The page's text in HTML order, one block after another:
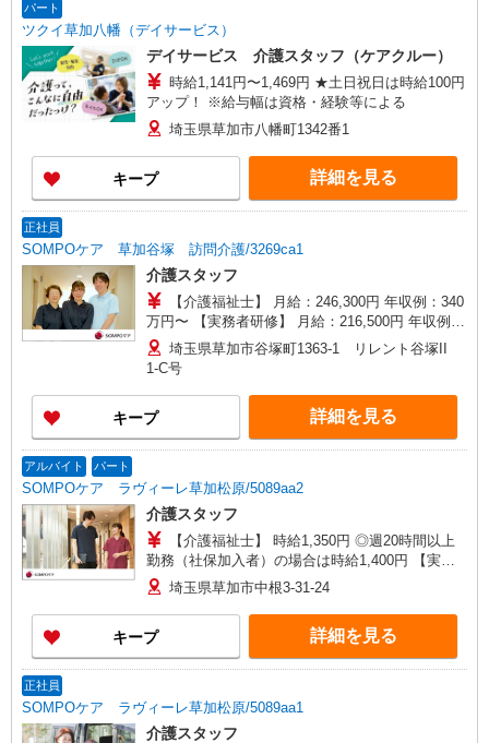
パート
ツクイ草加八幡（デイサービス）
デイサービス 介護スタッフ（ケアクルー）
時給1,141円〜1,469円 ★土日祝日は時給100円
アップ！ ※給与幅は資格・経験等による
埼玉県草加市八幡町1342番1
キープ 詳細を見る
正社員
SOMPOケア 草加谷塚 訪問介護/3269ca1
介護スタッフ
【介護福祉士】 月給：246,300円 年収例：340
万円〜 【実務者研修】 月給：216,500円 年収例：
300万円〜 【初任者研修】 月給：207,700円 年収
例：290万円〜 ※職務手当、働きがい向上手当、
日祝手当（月平均2回分）等、毎月平均的に支払わ
れる手当を含みます。 ※介護福祉士のみ、特別職
務手当も含む ◎残業時は別途時間外手当支給（超
過1分〜） ◎賞与 基本給2.08ヶ月分/年支給
埼玉県草加市谷塚町1363-1 リレント谷塚II
1-C号
キープ 詳細を見る
アルバイト パート
SOMPOケア ラヴィーレ草加松原/5089aa2
介護スタッフ
【介護福祉士】 時給1,350円 ◎週20時間以上
勤務（社保加入者）の場合は時給1,400円 【実務
者研修・初任者研修（ヘルパー1級・2級）・無資
格】 時給1,270円 ◎週20時間以上勤務（社保加入
者）の場合は時給1,320円
埼玉県草加市中根3-31-24
キープ 詳細を見る
正社員
SOMPOケア ラヴィーレ草加松原/5089aa1
介護スタッフ